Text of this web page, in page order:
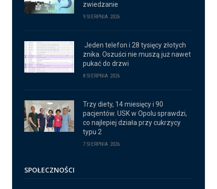
zwiedzanie
9 SIERPNIA 2026
Jeden telefon i 28 tysięcy złotych
znika. Oszuści nie muszą już nawet
pukać do drzwi
8 SIERPNIA 2026
Trzy diety, 14 miesięcy i 90
pacjentów. USK w Opolu sprawdzi,
co najlepiej działa przy cukrzycy
typu 2
7 SIERPNIA 2026
SPOŁECZNOŚCI